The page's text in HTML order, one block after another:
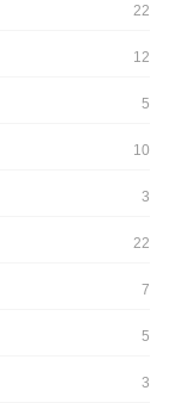
22
12
5
10
3
22
7
5
3